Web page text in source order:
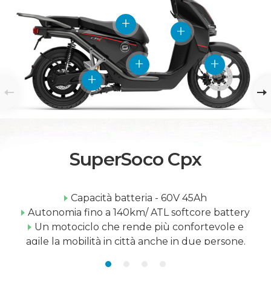
SuperSoco Cpx
Capacità batteria - 60V 45Ah
Autonomia fino a 140km/ ATL softcore battery
Un motociclo che rende più confortevole e
agile la mobilità in città anche in due persone.